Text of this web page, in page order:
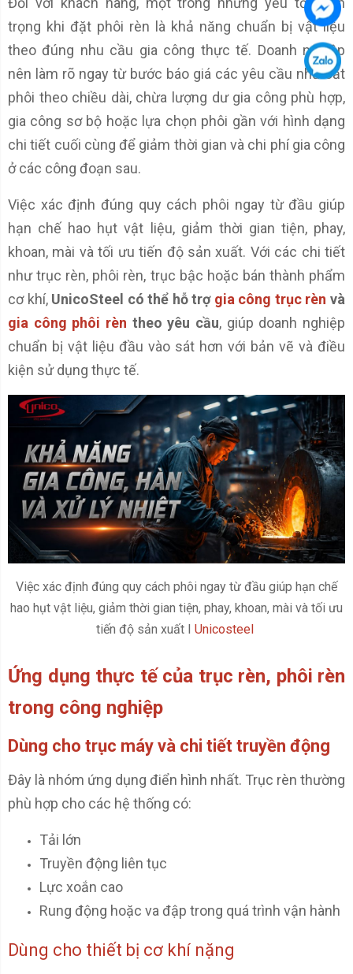
trọng khi đặt phôi rèn là khả năng chuẩn bị vật liệu
theo đúng nhu cầu gia công thực tế. Doanh nghiệp
nên làm rõ ngay từ bước báo giá các yêu cầu như cắt
phôi theo chiều dài, chừa lượng dư gia công phù hợp,
gia công sơ bộ hoặc lựa chọn phôi gần với hình dạng
chi tiết cuối cùng để giảm thời gian và chi phí gia công
ở các công đoạn sau.
Việc xác định đúng quy cách phôi ngay từ đầu giúp
hạn chế hao hụt vật liệu, giảm thời gian tiện, phay,
khoan, mài và tối ưu tiến độ sản xuất. Với các chi tiết
như trục rèn, phôi rèn, trục bậc hoặc bán thành phẩm
cơ khí, UnicoSteel có thể hỗ trợ gia công trục rèn và
gia công phôi rèn theo yêu cầu, giúp doanh nghiệp
chuẩn bị vật liệu đầu vào sát hơn với bản vẽ và điều
kiện sử dụng thực tế.
Việc xác định đúng quy cách phôi ngay từ đầu giúp hạn chế
hao hụt vật liệu, giảm thời gian tiện, phay, khoan, mài và tối ưu
tiến độ sản xuất I Unicosteel
Ứng dụng thực tế của trục rèn, phôi rèn
trong công nghiệp
Dùng cho trục máy và chi tiết truyền động
Đây là nhóm ứng dụng điển hình nhất. Trục rèn thường
phù hợp cho các hệ thống có:
Tải lớn
Truyền động liên tục
Lực xoắn cao
Rung động hoặc va đập trong quá trình vận hành
Dùng cho thiết bị cơ khí nặng